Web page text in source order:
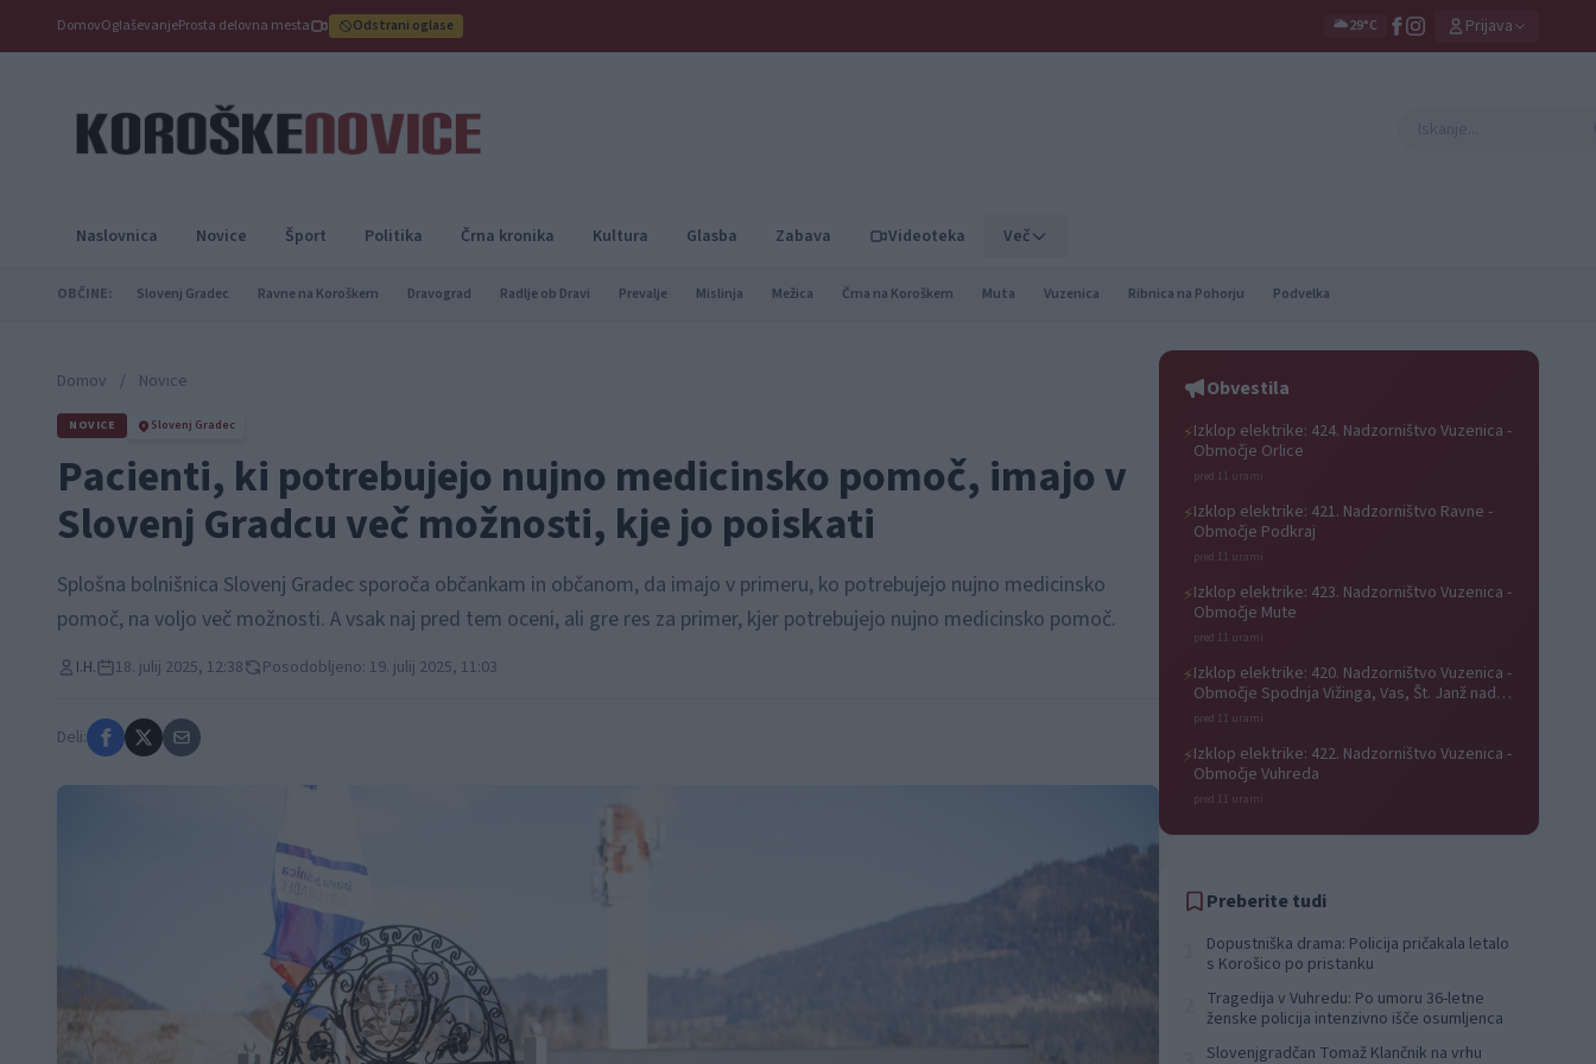
DomovOglaševanjeProsta delovna mesta Odstrani oglase 🌥️29°C Prijava
Naslovnica Novice Šport Politika Črna kronika Kultura Glasba Zabava Videoteka Več
OBČINE: Slovenj Gradec Ravne na Koroškem Dravograd Radlje ob Dravi Prevalje Mislinja Mežica Črna na Koroškem Muta Vuzenica Ribnica na Pohorju Podvelka
Domov / Novice
NOVICE Slovenj Gradec
Pacienti, ki potrebujejo nujno medicinsko pomoč, imajo v
Slovenj Gradcu več možnosti, kje jo poiskati
Splošna bolnišnica Slovenj Gradec sporoča občankam in občanom, da imajo v primeru, ko potrebujejo nujno medicinsko
pomoč, na voljo več možnosti. A vsak naj pred tem oceni, ali gre res za primer, kjer potrebujejo nujno medicinsko pomoč.
I.H. 18. julij 2025, 12:38 Posodobljeno: 19. julij 2025, 11:03
Deli:
Obvestila
⚡Izklop elektrike: 424. Nadzorništvo Vuzenica -
Območje Orlice
pred 11 urami
⚡Izklop elektrike: 421. Nadzorništvo Ravne -
Območje Podkraj
pred 11 urami
⚡Izklop elektrike: 423. Nadzorništvo Vuzenica -
Območje Mute
pred 11 urami
⚡Izklop elektrike: 420. Nadzorništvo Vuzenica -
Območje Spodnja Vižinga, Vas, Št. Janž nad
Radljami, Suhi Vrh, Dobrava
pred 11 urami
⚡Izklop elektrike: 422. Nadzorništvo Vuzenica -
Območje Vuhreda
pred 11 urami
Preberite tudi
Dopustniška drama: Policija pričakala letalo
s Korošico po pristanku
Tragedija v Vuhredu: Po umoru 36-letne
ženske policija intenzivno išče osumljenca
Slovenjgradčan Tomaž Klančnik na vrhu